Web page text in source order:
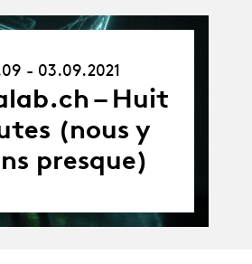
03.09.21
- 03.09.2021
– Huit
(nous y
presque)